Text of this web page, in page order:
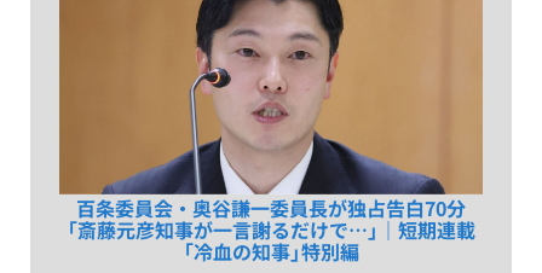
百条委員会・奥谷謙一委員長が独占告白70分
「斎藤元彦知事が一言謝るだけで…」｜短期連載
「冷血の知事」特別編